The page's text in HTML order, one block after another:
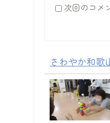
次回のコメ
さわやか和歌